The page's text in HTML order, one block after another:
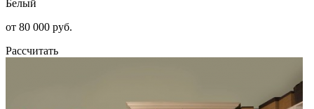
Белый
от 80 000 руб.
Рассчитать